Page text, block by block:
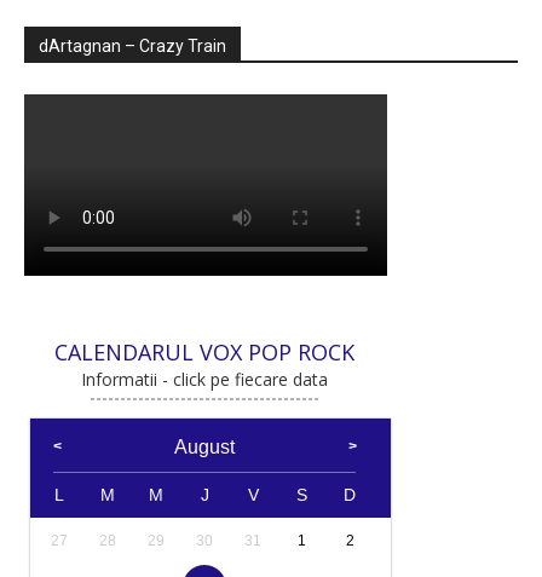
dArtagnan – Crazy Train
CALENDARUL VOX POP ROCK
Informatii - click pe fiecare data
August
L M M J V S D
27 28 29 30 31 1 2